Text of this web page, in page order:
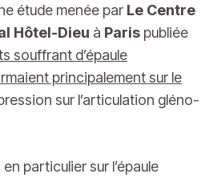
étude menée par Le Centre
Hôtel-Dieu à Paris publiée
souffrant d’épaule
principalement sur le
sur l’articulation gléno-
particulier sur l’épaule